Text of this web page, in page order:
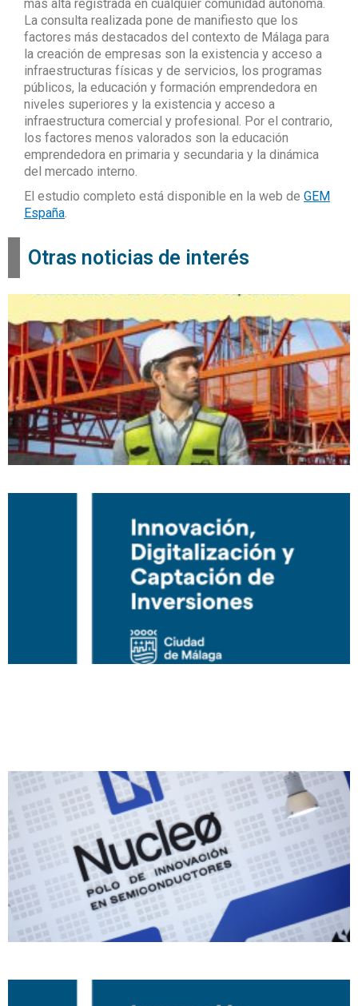
más alta registrada en cualquier comunidad autónoma.
La consulta realizada pone de manifiesto que los
factores más destacados del contexto de Málaga para
la creación de empresas son la existencia y acceso a
infraestructuras físicas y de servicios, los programas
públicos, la educación y formación emprendedora en
niveles superiores y la existencia y acceso a
infraestructura comercial y profesional. Por el contrario,
los factores menos valorados son la educación
emprendedora en primaria y secundaria y la dinámica
del mercado interno.
El estudio completo está disponible en la web de GEM
España.
Otras noticias de interés